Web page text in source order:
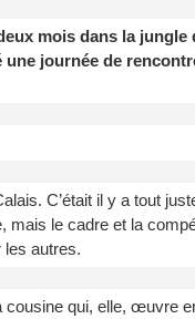
mois dans la jungle
journée de
C’était il y a tout
mais le cadre et la
les autres.
cousine qui, elle, œuvre